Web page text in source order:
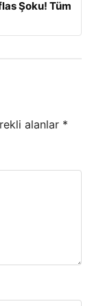
Şoku! Tüm
alanlar *